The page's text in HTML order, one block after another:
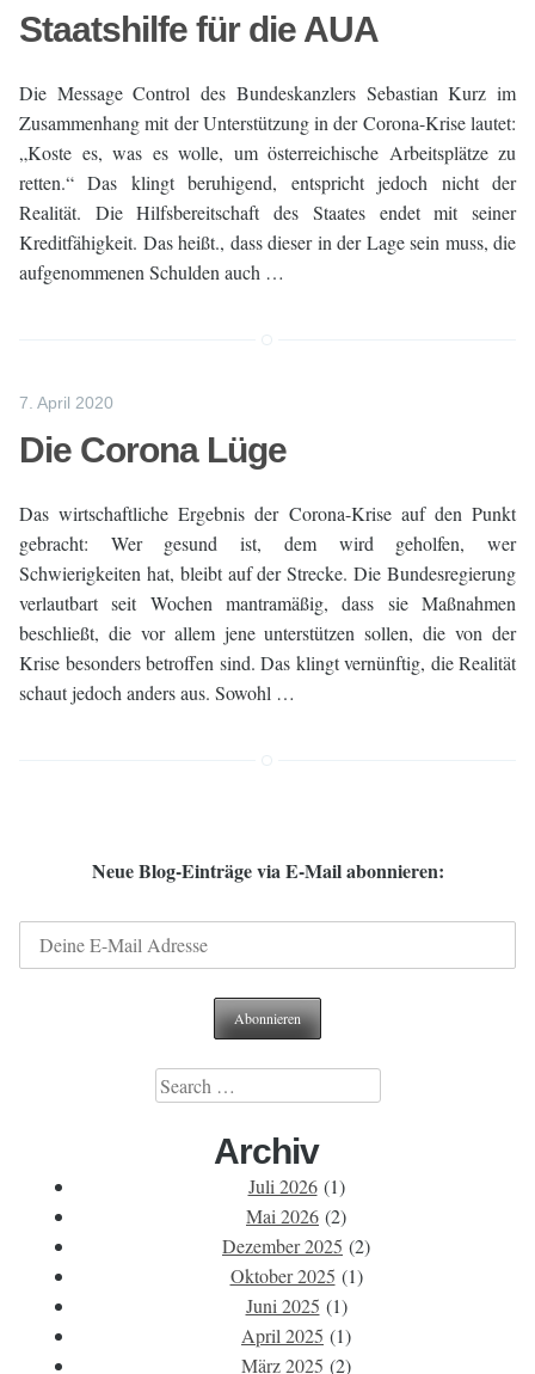
Staatshilfe für die AUA
Die Message Control des Bundeskanzlers Sebastian Kurz im
Zusammenhang mit der Unterstützung in der Corona-Krise lautet:
„Koste es, was es wolle, um österreichische Arbeitsplätze zu
retten.“ Das klingt beruhigend, entspricht jedoch nicht der
Realität. Die Hilfsbereitschaft des Staates endet mit seiner
Kreditfähigkeit. Das heißt., dass dieser in der Lage sein muss, die
aufgenommenen Schulden auch …
7. April 2020
Die Corona Lüge
Das wirtschaftliche Ergebnis der Corona-Krise auf den Punkt
gebracht: Wer gesund ist, dem wird geholfen, wer
Schwierigkeiten hat, bleibt auf der Strecke. Die Bundesregierung
verlautbart seit Wochen mantramäßig, dass sie Maßnahmen
beschließt, die vor allem jene unterstützen sollen, die von der
Krise besonders betroffen sind. Das klingt vernünftig, die Realität
schaut jedoch anders aus. Sowohl …
Neue Blog-Einträge via E-Mail abonnieren:
Search
Archiv
Juli 2026(1)
Mai 2026 (2)
Dezember 2025 (2)
Oktober 2025 (1)
Juni 2025 (1)
April 2025 (1)
März 2025 (2)